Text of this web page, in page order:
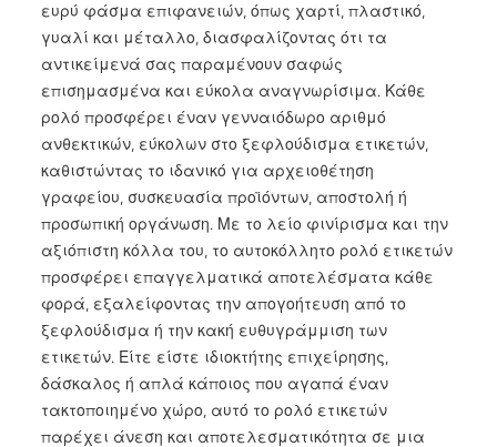
ευρύ φάσμα επιφανειών, όπως χαρτί, πλαστικό,
γυαλί και μέταλλο, διασφαλίζοντας ότι τα
αντικείμενά σας παραμένουν σαφώς
επισημασμένα και εύκολα αναγνωρίσιμα. Κάθε
ρολό προσφέρει έναν γενναιόδωρο αριθμό
ανθεκτικών, εύκολων στο ξεφλούδισμα ετικετών,
καθιστώντας το ιδανικό για αρχειοθέτηση
γραφείου, συσκευασία προϊόντων, αποστολή ή
προσωπική οργάνωση. Με το λείο φινίρισμα και την
αξιόπιστη κόλλα του, το αυτοκόλλητο ρολό ετικετών
προσφέρει επαγγελματικά αποτελέσματα κάθε
φορά, εξαλείφοντας την απογοήτευση από το
ξεφλούδισμα ή την κακή ευθυγράμμιση των
ετικετών. Είτε είστε ιδιοκτήτης επιχείρησης,
δάσκαλος ή απλά κάποιος που αγαπά έναν
τακτοποιημένο χώρο, αυτό το ρολό ετικετών
παρέχει άνεση και αποτελεσματικότητα σε μια